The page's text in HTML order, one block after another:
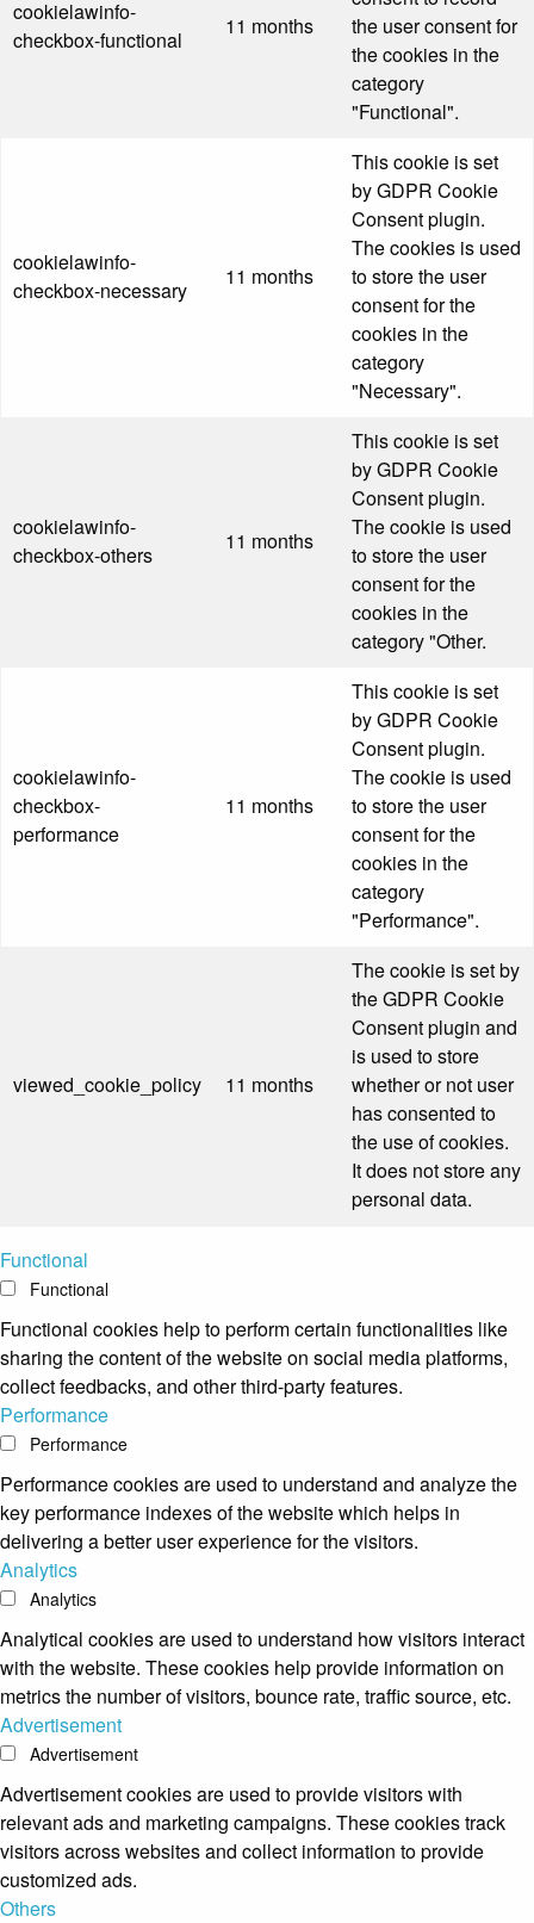
cookielawinfo-
checkbox-functional
11 months
the user consent for
the cookies in the
category
"Functional".
cookielawinfo-
checkbox-necessary
11 months
This cookie is set
by GDPR Cookie
Consent plugin.
The cookies is used
to store the user
consent for the
cookies in the
category
"Necessary".
cookielawinfo-
checkbox-others
11 months
This cookie is set
by GDPR Cookie
Consent plugin.
The cookie is used
to store the user
consent for the
cookies in the
category "Other.
cookielawinfo-
checkbox-
performance
11 months
This cookie is set
by GDPR Cookie
Consent plugin.
The cookie is used
to store the user
consent for the
cookies in the
category
"Performance".
viewed_cookie_policy 11 months
The cookie is set by
the GDPR Cookie
Consent plugin and
is used to store
whether or not user
has consented to
the use of cookies.
It does not store any
personal data.
Functional
Functional
Functional cookies help to perform certain functionalities like
sharing the content of the website on social media platforms,
collect feedbacks, and other third-party features.
Performance
Performance
Performance cookies are used to understand and analyze the
key performance indexes of the website which helps in
delivering a better user experience for the visitors.
Analytics
Analytics
Analytical cookies are used to understand how visitors interact
with the website. These cookies help provide information on
metrics the number of visitors, bounce rate, traffic source, etc.
Advertisement
Advertisement
Advertisement cookies are used to provide visitors with
relevant ads and marketing campaigns. These cookies track
visitors across websites and collect information to provide
customized ads.
Others